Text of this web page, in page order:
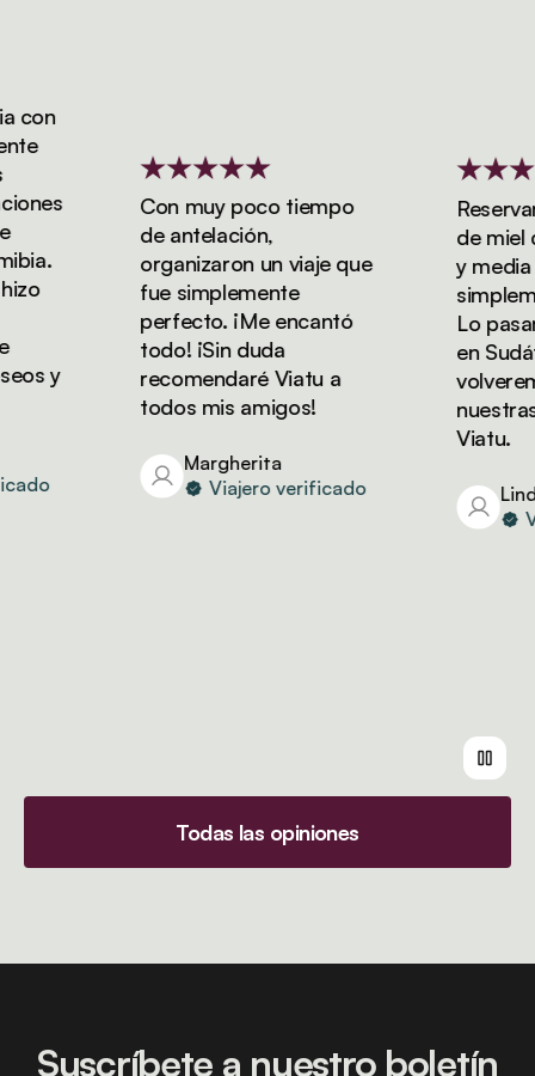
y
Con muy poco tiempo
de antelación,
organizaron un viaje que
fue simplemente
perfecto. ¡Me encantó
todo! ¡Sin duda
recomendaré Viatu a
todos mis amigos!
Margherita
Viajero verificado
de miel
y media
Lo
en
nuestras
Viatu.
Linda
Todas las opiniones
Suscríbete a nuestro boletín